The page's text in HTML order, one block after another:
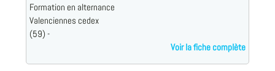
Formation en alternance
Valenciennes cedex
(59) -
Voir la fiche complète